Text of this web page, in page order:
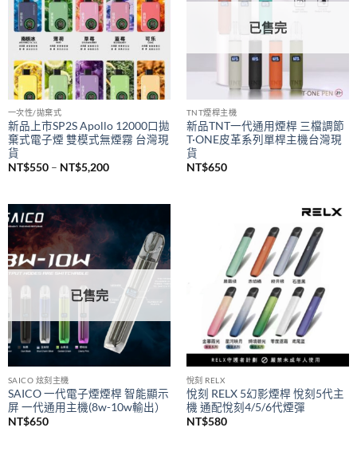
一次性/拋棄式
新品上市SP2S Apollo 12000口拋
棄式電子煙 雙模式無煙霧 台灣現
貨
NT$550 – NT$5,200價
NT$550
NT$5,200
已售完
TNT煙桿主機
新品TNT一代通用煙桿 三檔調節
T·ONE皮革系列單桿主機台灣現
貨
NT$650
已售完
SAICO 炫刻主機
SAICO 一代電子煙煙桿 智能顯示
屏 一代通用主機(8w-10w輸出）
NT$650
悅刻 RELX
悅刻 RELX 5幻影煙桿 悅刻5代主
機 通配悅刻4/5/6代煙彈
NT$580